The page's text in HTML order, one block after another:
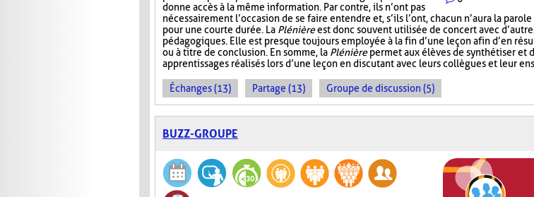
donne accès à la même information. Par contre, ils n’ont pas
nécessairement l’occasion de se faire entendre et, s’ils l’ont, chacun n’aura la
pour une courte durée. La Plénièreest donc souvent utilisée de concert avec
pédagogiques. Elle est presque toujours employée à la fin d’une leçon afin d’en
ou à titre de conclusion. En somme, la Plénièrepermet aux élèves de synthétiser et
apprentissages réalisés lors d’une leçon en discutant avec leurs collègues et leur
Échanges (13) Partage (13) Groupe de discussion (5)
BUZZ-GROUPE